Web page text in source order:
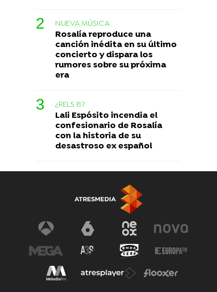
NUEVA MÚSICA
Rosalía reproduce una
canción inédita en su último
concierto y dispara los
rumores sobre su próxima
era
¿RELS B?
Lali Espósito incendia el
confesionario de Rosalía
con la historia de su
desastroso ex español